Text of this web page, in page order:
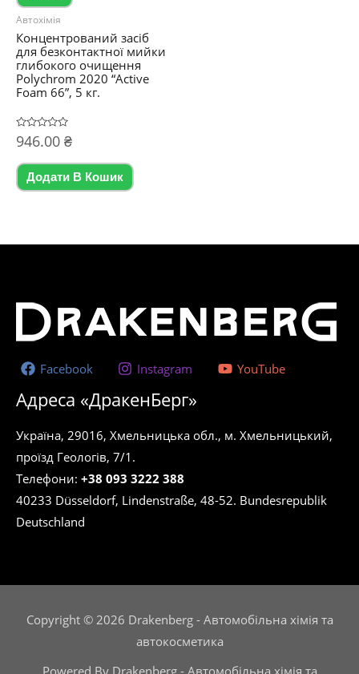
Автохімія
Концентрований засіб
для безконтактної мийки
глибокого очищення
Polychrom 2020 “Active
Foam 66”, 5 кг.
Оцінено
в
з
946.00 ₴
Додати В Кошик
Facebook Instagram YouTube
Адреса «ДракенБерг»
Україна, 29016, Хмельницька обл., м. Хмельницький,
проїзд Геологів, 7/1.
Телефони: +38 093 3222 388
40233 Düsseldorf, Lindenstraße, 48-52. Bundesrepublik
Deutschland
Copyright © 2026 Drakenberg - Автомобільна хімія та
автокосметика
Powered By Drakenberg - Автомобільна хімія та